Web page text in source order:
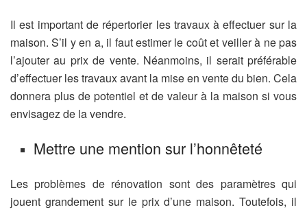
Il est important de répertorier les travaux à effectuer sur la
maison. S’il y en a, il faut estimer le coût et veiller à ne pas
l’ajouter au prix de vente. Néanmoins, il serait préférable
d’effectuer les travaux avant la mise en vente du bien. Cela
donnera plus de potentiel et de valeur à la maison si vous
envisagez de la vendre.
Mettre une mention sur l’honnêteté
Les problèmes de rénovation sont des paramètres qui
jouent grandement sur le prix d’une maison. Toutefois, il